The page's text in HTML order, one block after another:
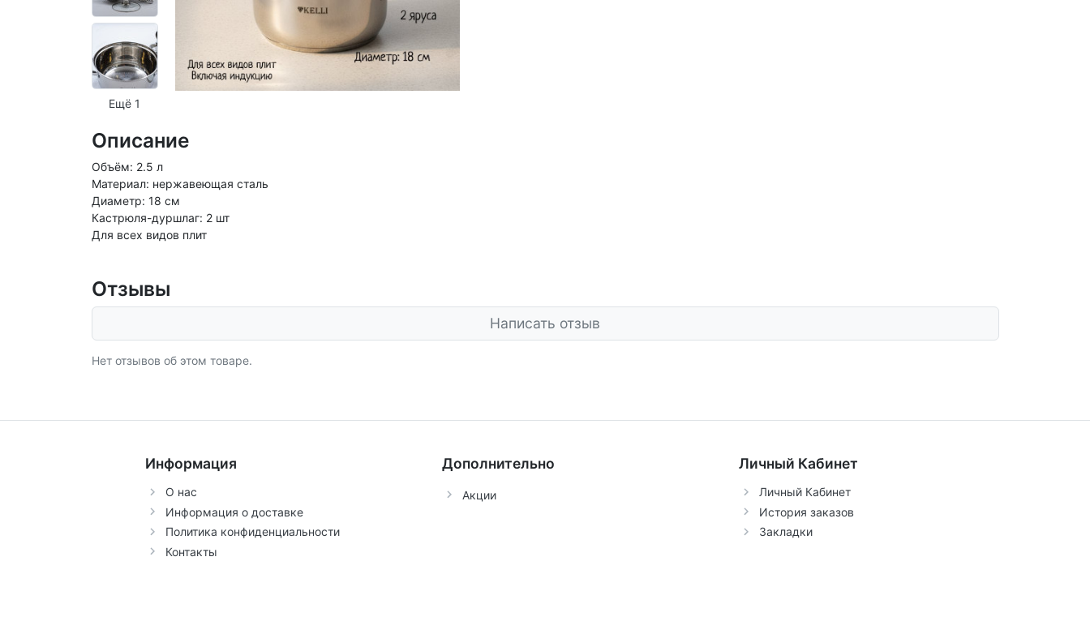
Ещё 1
Описание
Объём: 2.5 л
Материал: нержавеющая сталь
Диаметр: 18 см
Кастрюля-дуршлаг: 2 шт
Для всех видов плит
Отзывы
Написать отзыв
Нет отзывов об этом товаре.
Информация
О нас
Информация о доставке
Политика конфиденциальности
Контакты
Дополнительно
Акции
Личный Кабинет
Личный Кабинет
История заказов
Закладки